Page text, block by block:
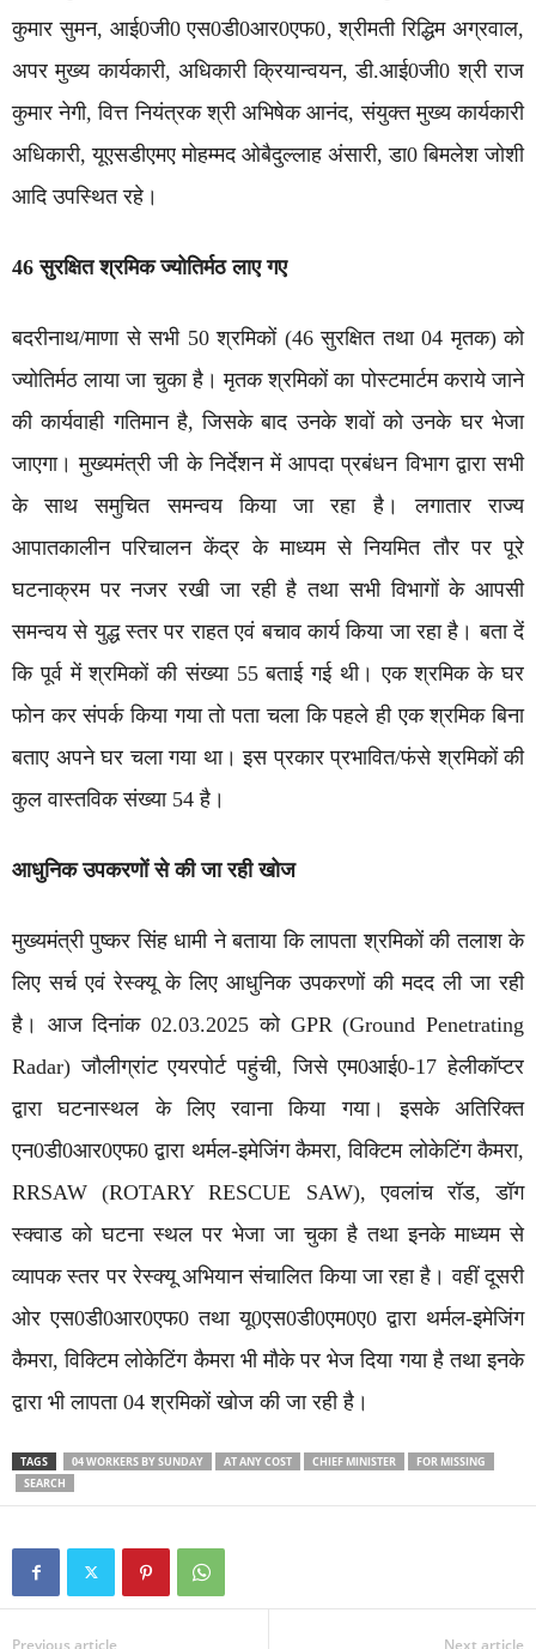
कुमार सुमन, आई0जी0 एस0डी0आर0एफ0, श्रीमती रिद्धिम अग्रवाल,
अपर मुख्य कार्यकारी, अधिकारी क्रियान्वयन, डी.आई0जी0 श्री राज
कुमार नेगी, वित्त नियंत्रक श्री अभिषेक आनंद, संयुक्त मुख्य कार्यकारी
अधिकारी, यूएसडीएमए मोहम्मद ओबैदुल्लाह अंसारी, डा0 बिमलेश जोशी
आदि उपस्थित रहे।
46 सुरक्षित श्रमिक ज्योतिर्मठ लाए गए
बदरीनाथ/माणा से सभी 50 श्रमिकों (46 सुरक्षित तथा 04 मृतक) को
ज्योतिर्मठ लाया जा चुका है। मृतक श्रमिकों का पोस्टमार्टम कराये जाने
की कार्यवाही गतिमान है, जिसके बाद उनके शवों को उनके घर भेजा
जाएगा। मुख्यमंत्री जी के निर्देशन में आपदा प्रबंधन विभाग द्वारा सभी
के साथ समुचित समन्वय किया जा रहा है। लगातार राज्य
आपातकालीन परिचालन केंद्र के माध्यम से नियमित तौर पर पूरे
घटनाक्रम पर नजर रखी जा रही है तथा सभी विभागों के आपसी
समन्वय से युद्ध स्तर पर राहत एवं बचाव कार्य किया जा रहा है। बता दें
कि पूर्व में श्रमिकों की संख्या 55 बताई गई थी। एक श्रमिक के घर
फोन कर संपर्क किया गया तो पता चला कि पहले ही एक श्रमिक बिना
बताए अपने घर चला गया था। इस प्रकार प्रभावित/फंसे श्रमिकों की
कुल वास्तविक संख्या 54 है।
आधुनिक उपकरणों से की जा रही खोज
मुख्यमंत्री पुष्कर सिंह धामी ने बताया कि लापता श्रमिकों की तलाश के
लिए सर्च एवं रेस्क्यू के लिए आधुनिक उपकरणों की मदद ली जा रही
है। आज दिनांक 02.03.2025 को GPR (Ground Penetrating
Radar) जौलीग्रांट एयरपोर्ट पहुंची, जिसे एम0आई0-17 हेलीकॉप्टर
द्वारा घटनास्थल के लिए रवाना किया गया। इसके अतिरिक्त
एन0डी0आर0एफ0 द्वारा थर्मल-इमेजिंग कैमरा, विक्टिम लोकेटिंग कैमरा,
RRSAW (ROTARY RESCUE SAW), एवलांच रॉड, डॉग
स्क्वाड को घटना स्थल पर भेजा जा चुका है तथा इनके माध्यम से
व्यापक स्तर पर रेस्क्यू अभियान संचालित किया जा रहा है। वहीं दूसरी
ओर एस0डी0आर0एफ0 तथा यू0एस0डी0एम0ए0 द्वारा थर्मल-इमेजिंग
कैमरा, विक्टिम लोकेटिंग कैमरा भी मौके पर भेज दिया गया है तथा इनके
द्वारा भी लापता 04 श्रमिकों खोज की जा रही है।
TAGS 04 WORKERS BY SUNDAY AT ANY COST CHIEF MINISTER
FOR MISSING
SEARCH
Previous article Next article